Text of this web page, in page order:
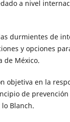
a nivel
durmientes de
y opciones
de México.
objetiva en la
de
Blanch.